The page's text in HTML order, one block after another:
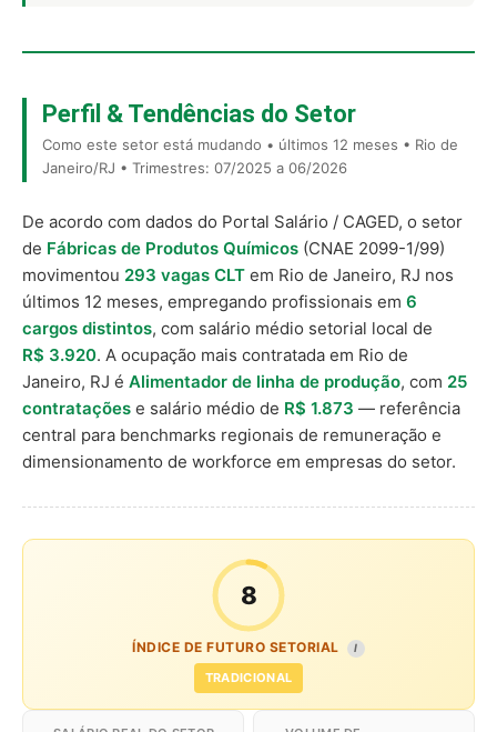
Perfil & Tendências do Setor
Como este setor está mudando • últimos 12 meses • Rio de
Janeiro/RJ • Trimestres: 07/2025 a 06/2026
De acordo com dados do Portal Salário / CAGED, o setor
de Fábricas de Produtos Químicos (CNAE 2099-1/99)
movimentou 293 vagas CLT em Rio de Janeiro, RJ nos
últimos 12 meses, empregando profissionais em 6
cargos distintos, com salário médio setorial local de
R$ 3.920. A ocupação mais contratada em Rio de
Janeiro, RJ é Alimentador de linha de produção, com 25
contratações e salário médio de R$ 1.873 — referência
central para benchmarks regionais de remuneração e
dimensionamento de workforce em empresas do setor.
8
ÍNDICE DE FUTURO SETORIAL I
TRADICIONAL